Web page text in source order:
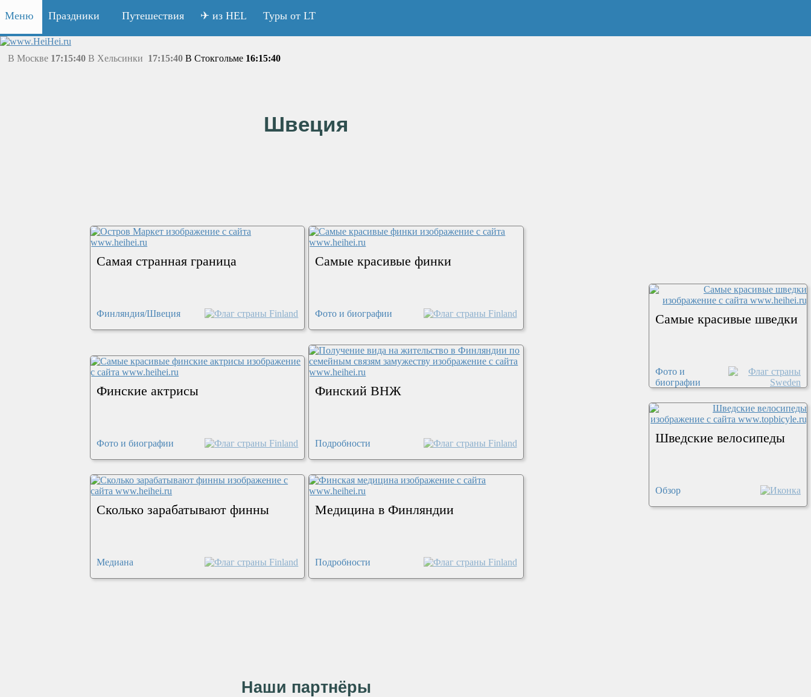
Меню Праздники Путешествия ✈ из HEL Туры от LT
Самые красивые шведки
Фото и
биографии
Шведские велосипеды
Обзор
В Москве 17:15:40 В Хельсинки 17:15:40 В Стокгольме 16:15:40
Швеция
Самая странная граница
Финляндия/Швеция
Самые красивые финки
Фото и биографии
Финские актрисы
Фото и биографии
Финский ВНЖ
Подробности
Сколько зарабатывают финны
Медиана
Медицина в Финляндии
Подробности
Наши партнёры